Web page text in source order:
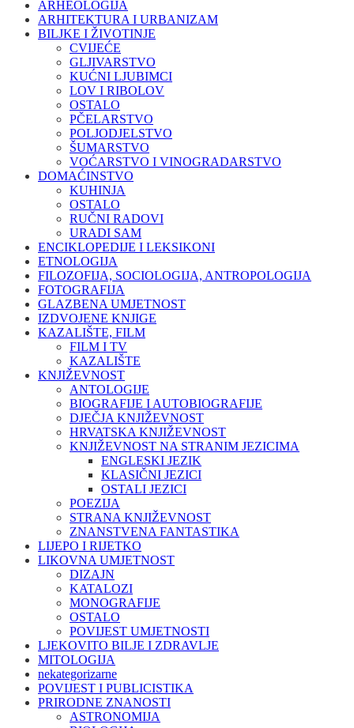
ARHEOLOGIJA
ARHITEKTURA I URBANIZAM
BILJKE I ŽIVOTINJE
CVIJEĆE
GLJIVARSTVO
KUĆNI LJUBIMCI
LOV I RIBOLOV
OSTALO
PČELARSTVO
POLJODJELSTVO
ŠUMARSTVO
VOĆARSTVO I VINOGRADARSTVO
DOMAĆINSTVO
KUHINJA
OSTALO
RUČNI RADOVI
URADI SAM
ENCIKLOPEDIJE I LEKSIKONI
ETNOLOGIJA
FILOZOFIJA, SOCIOLOGIJA, ANTROPOLOGIJA
FOTOGRAFIJA
GLAZBENA UMJETNOST
IZDVOJENE KNJIGE
KAZALIŠTE, FILM
FILM I TV
KAZALIŠTE
KNJIŽEVNOST
ANTOLOGIJE
BIOGRAFIJE I AUTOBIOGRAFIJE
DJEČJA KNJIŽEVNOST
HRVATSKA KNJIŽEVNOST
KNJIŽEVNOST NA STRANIM JEZICIMA
ENGLESKI JEZIK
KLASIČNI JEZICI
OSTALI JEZICI
POEZIJA
STRANA KNJIŽEVNOST
ZNANSTVENA FANTASTIKA
LIJEPO I RIJETKO
LIKOVNA UMJETNOST
DIZAJN
KATALOZI
MONOGRAFIJE
OSTALO
POVIJEST UMJETNOSTI
LJEKOVITO BILJE I ZDRAVLJE
MITOLOGIJA
nekategorizarne
POVIJEST I PUBLICISTIKA
PRIRODNE ZNANOSTI
ASTRONOMIJA